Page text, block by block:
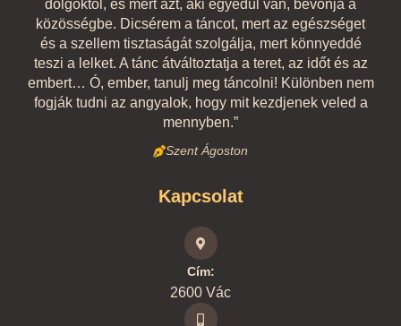
dolgoktól, és mert azt, aki egyedül van, bevonja a
közösségbe. Dicsérem a táncot, mert az egészséget
és a szellem tisztaságát szolgálja, mert könnyeddé
teszi a lelket. A tánc átváltoztatja a teret, az időt és az
embert… Ó, ember, tanulj meg táncolni! Különben nem
fogják tudni az angyalok, hogy mit kezdjenek veled a
mennyben.”
Szent Ágoston
Kapcsolat
Cím:
2600 Vác